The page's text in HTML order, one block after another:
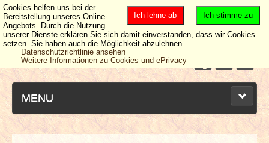
MENU
Ich stimme zu
Ich lehne ab
Cookies helfen uns bei der
Bereitstellung unseres Online-
Angebots. Durch die Nutzung
unserer Dienste erklären Sie sich damit einverstanden, dass wir Cookies
setzen. Sie haben auch die Möglichkeit abzulehnen.
Datenschutzrichtlinie ansehen
Weitere Informationen zu Cookies und ePrivacy